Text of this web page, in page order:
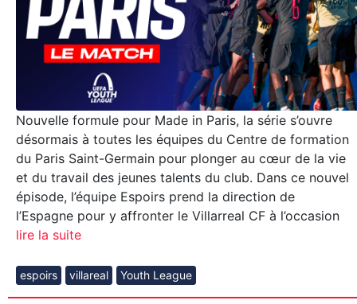
Nouvelle formule pour Made in Paris, la série s’ouvre
désormais à toutes les équipes du Centre de formation
du Paris Saint-Germain pour plonger au cœur de la vie
et du travail des jeunes talents du club. Dans ce nouvel
épisode, l’équipe Espoirs prend la direction de
l’Espagne pour y affronter le Villarreal CF à l’occasion
lire la suite
espoirs villareal Youth League